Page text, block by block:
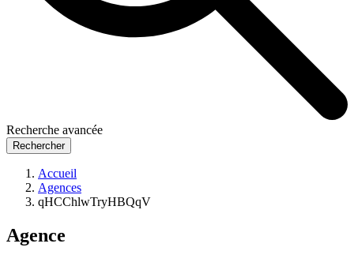
Recherche avancée
Rechercher
Accueil
Agences
qHCChlwTryHBQqV
Agence